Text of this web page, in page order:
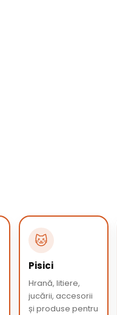
🐱
Pisici
Hrană, litiere,
jucării, accesorii
și produse pentru